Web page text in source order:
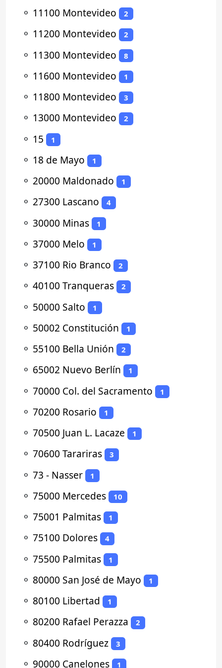
⚬ 11100 Montevideo 2
⚬ 11200 Montevideo 2
⚬ 11300 Montevideo 8
⚬ 11600 Montevideo 1
⚬ 11800 Montevideo 3
⚬ 13000 Montevideo 2
⚬ 15 1
⚬ 18 de Mayo 1
⚬ 20000 Maldonado 1
⚬ 27300 Lascano 4
⚬ 30000 Minas 1
⚬ 37000 Melo 1
⚬ 37100 Rio Branco 2
⚬ 40100 Tranqueras 2
⚬ 50000 Salto 1
⚬ 50002 Constitución 1
⚬ 55100 Bella Unión 2
⚬ 65002 Nuevo Berlín 1
⚬ 70000 Col. del Sacramento 1
⚬ 70200 Rosario 1
⚬ 70500 Juan L. Lacaze 1
⚬ 70600 Tarariras 3
⚬ 73 - Nasser 1
⚬ 75000 Mercedes 10
⚬ 75001 Palmitas 1
⚬ 75100 Dolores 4
⚬ 75500 Palmitas 1
⚬ 80000 San José de Mayo 1
⚬ 80100 Libertad 1
⚬ 80200 Rafael Perazza 2
⚬ 80400 Rodríguez 3
⚬ 90000 Canelones 1